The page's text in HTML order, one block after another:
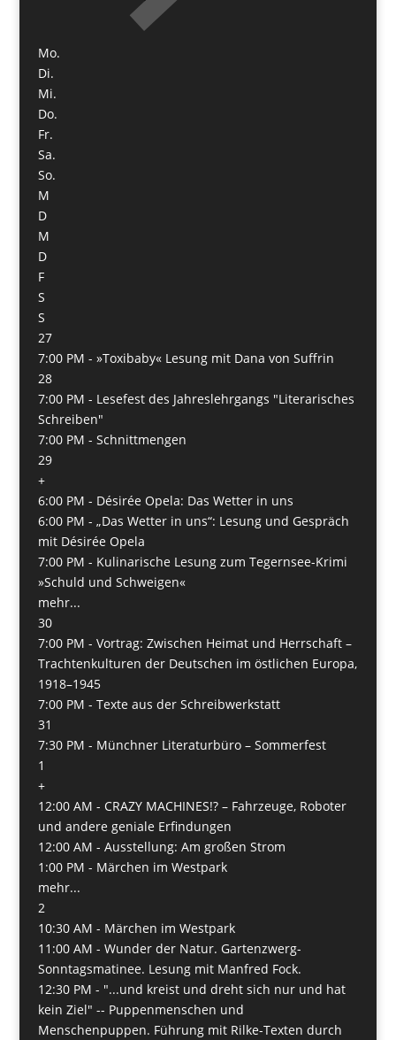
Mo.
Di.
Mi.
Do.
Fr.
Sa.
So.
M
D
M
D
F
S
S
27
7:00 PM - »Toxibaby« Lesung mit Dana von Suffrin
28
7:00 PM - Lesefest des Jahreslehrgangs "Literarisches
Schreiben"
7:00 PM - Schnittmengen
29
+
6:00 PM - Désirée Opela: Das Wetter in uns
6:00 PM - „Das Wetter in uns“: Lesung und Gespräch
mit Désirée Opela
7:00 PM - Kulinarische Lesung zum Tegernsee-Krimi
»Schuld und Schweigen«
mehr...
30
7:00 PM - Vortrag: Zwischen Heimat und Herrschaft –
Trachtenkulturen der Deutschen im östlichen Europa,
1918–1945
7:00 PM - Texte aus der Schreibwerkstatt
31
7:30 PM - Münchner Literaturbüro – Sommerfest
1
+
12:00 AM - CRAZY MACHINES!? – Fahrzeuge, Roboter
und andere geniale Erfindungen
12:00 AM - Ausstellung: Am großen Strom
1:00 PM - Märchen im Westpark
mehr...
2
10:30 AM - Märchen im Westpark
11:00 AM - Wunder der Natur. Gartenzwerg-
Sonntagsmatinee. Lesung mit Manfred Fock.
12:30 PM - "...und kreist und dreht sich nur und hat
kein Ziel" -- Puppenmenschen und
Menschenpuppen. Führung mit Rilke-Texten durch